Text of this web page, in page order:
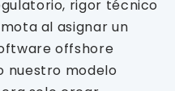
rigor técnico
al asignar un
offshore
nuestro modelo